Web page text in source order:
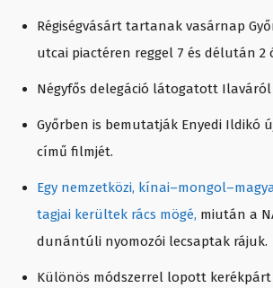
Régiségvásárt tartanak vasárnap
utcai piactéren reggel 7 és délután 2
Négyfős delegáció látogatott Ilaváról
Győrben is bemutatják Enyedi Ildikó
című filmjét.
Egy nemzetközi,
tagjai kerültek rács mögé, miután a
dunántúli nyomozói lecsaptak rájuk.
Különös módszerrel lopott